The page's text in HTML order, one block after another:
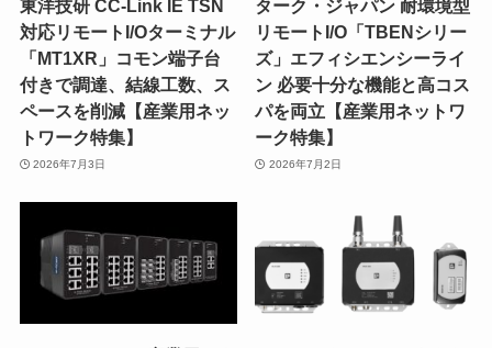
東洋技研 CC-Link IE TSN
対応リモートI/Oターミナル
「MT1XR」コモン端子台
付きで調達、結線工数、ス
ペースを削減【産業用ネッ
トワーク特集】
2026年7月3日
ターク・ジャパン 耐環境型
リモートI/O「TBENシリー
ズ」エフィシエンシーライ
ン 必要十分な機能と高コス
パを両立【産業用ネットワ
ーク特集】
2026年7月2日